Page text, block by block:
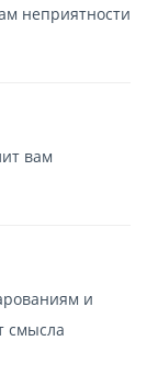
неприятности
вам
и
смысла